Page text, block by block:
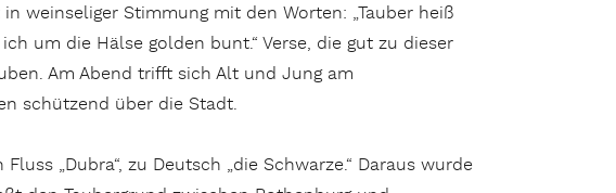
weinseliger Stimmung mit den Worten: „Tauber heiß
um die Hälse golden bunt.“ Verse, die gut zu dieser
Am Abend trifft sich Alt und Jung am
schützend über die Stadt.
„Dubra“, zu Deutsch „die Schwarze.“ Daraus wurde